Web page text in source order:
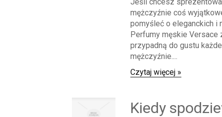
mężczyźnie coś
pomyśleć o eleganckich i
Perfumy męskie Versace
przypadną do gustu
mężczyźnie....
Czytaj więcej »
Kiedy